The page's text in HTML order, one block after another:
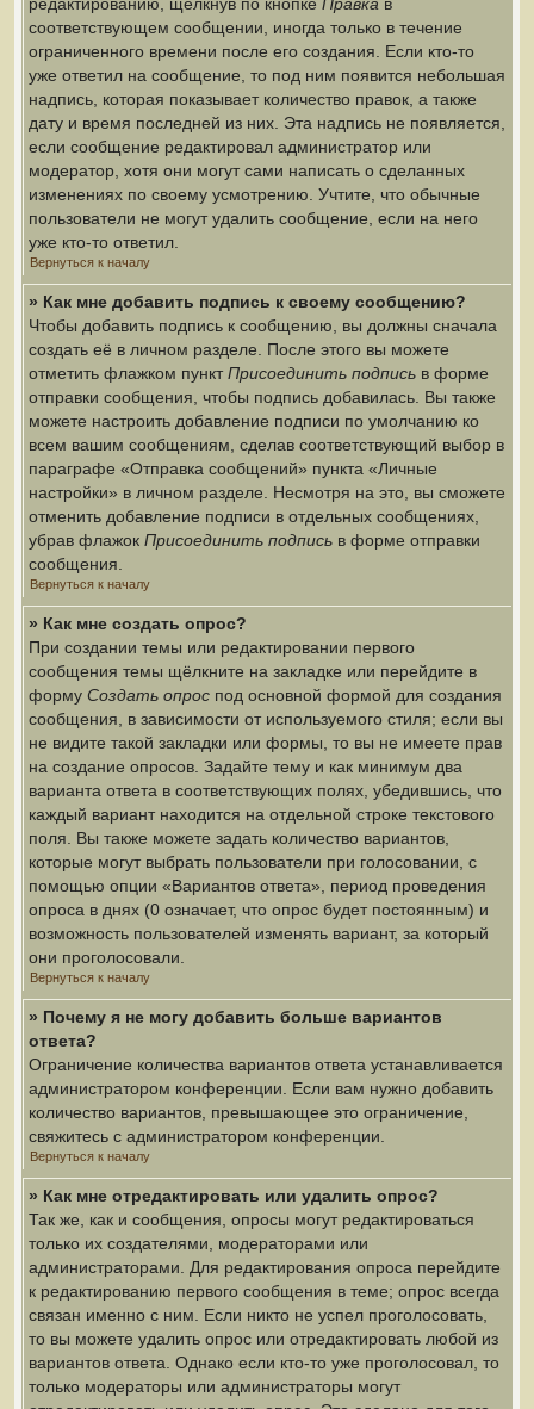
соответствующем сообщении, иногда только в течение
ограниченного времени после его создания. Если кто-то
уже ответил на сообщение, то под ним появится небольшая
надпись, которая показывает количество правок, а также
дату и время последней из них. Эта надпись не появляется,
если сообщение редактировал администратор или
модератор, хотя они могут сами написать о сделанных
изменениях по своему усмотрению. Учтите, что обычные
пользователи не могут удалить сообщение, если на него
уже кто-то ответил.
Вернуться к началу
» Как мне добавить подпись к своему сообщению?
Чтобы добавить подпись к сообщению, вы должны сначала
создать её в личном разделе. После этого вы можете
отметить флажком пунктПрисоединить подпись в форме
отправки сообщения, чтобы подпись добавилась. Вы также
можете настроить добавление подписи по умолчанию ко
всем вашим сообщениям, сделав соответствующий выбор в
параграфе «Отправка сообщений» пункта «Личные
настройки» в личном разделе. Несмотря на это, вы сможете
отменить добавление подписи в отдельных сообщениях,
убрав флажок Присоединить подпись в форме отправки
сообщения.
Вернуться к началу
» Как мне создать опрос?
При создании темы или редактировании первого
сообщения темы щёлкните на закладке или перейдите в
форму Создать опрос под основной формой для создания
сообщения, в зависимости от используемого стиля; если вы
не видите такой закладки или формы, то вы не имеете прав
на создание опросов. Задайте тему и как минимум два
варианта ответа в соответствующих полях, убедившись, что
каждый вариант находится на отдельной строке текстового
поля. Вы также можете задать количество вариантов,
которые могут выбрать пользователи при голосовании, с
помощью опции «Вариантов ответа», период проведения
опроса в днях (0 означает, что опрос будет постоянным) и
возможность пользователей изменять вариант, за который
они проголосовали.
Вернуться к началу
» Почему я не могу добавить больше вариантов
ответа?
Ограничение количества вариантов ответа устанавливается
администратором конференции. Если вам нужно добавить
количество вариантов, превышающее это ограничение,
свяжитесь с администратором конференции.
Вернуться к началу
» Как мне отредактировать или удалить опрос?
Так же, как и сообщения, опросы могут редактироваться
только их создателями, модераторами или
администраторами. Для редактирования опроса перейдите
к редактированию первого сообщения в теме; опрос всегда
связан именно с ним. Если никто не успел проголосовать,
то вы можете удалить опрос или отредактировать любой из
вариантов ответа. Однако если кто-то уже проголосовал, то
только модераторы или администраторы могут